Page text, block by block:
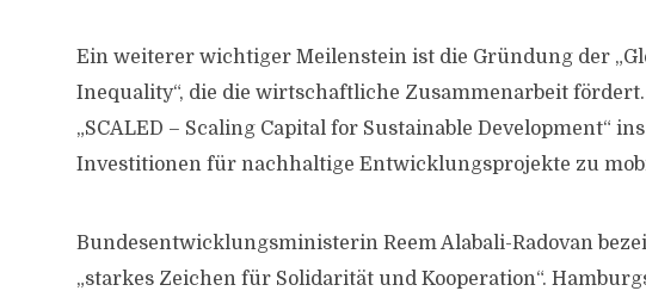
Ein weiterer wichtiger Meilenstein ist die Gründung der
Inequality“, die die wirtschaftliche Zusammenarbeit
„SCALED – Scaling Capital for Sustainable Development“
Investitionen für nachhaltige Entwicklungsprojekte zu
Bundesentwicklungsministerin Reem Alabali-Radovan
„starkes Zeichen für Solidarität und Kooperation“.